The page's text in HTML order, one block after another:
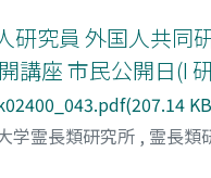
研究員 外国人共同
講座 市民公開日(I
学霊長類研究所 , 霊長類